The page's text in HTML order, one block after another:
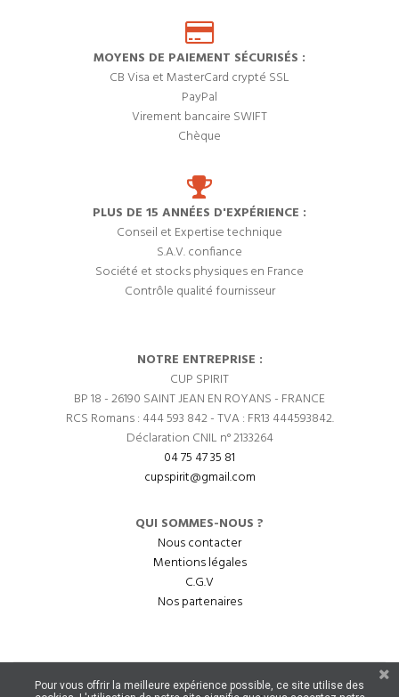
MOYENS DE PAIEMENT SÉCURISÉS :
CB Visa et MasterCard crypté SSL
PayPal
Virement bancaire SWIFT
Chèque
PLUS DE 15 ANNÉES D'EXPÉRIENCE :
Conseil et Expertise technique
S.A.V. confiance
Société et stocks physiques en France
Contrôle qualité fournisseur
NOTRE ENTREPRISE :
CUP SPIRIT
BP 18 - 26190 SAINT JEAN EN ROYANS - FRANCE
RCS Romans : 444 593 842 - TVA : FR13 444593842.
Déclaration CNIL n° 2133264
04 75 47 35 81
cupspirit@gmail.com
QUI SOMMES-NOUS ?
Nous contacter
Mentions légales
C.G.V
Nos partenaires
Pour vous offrir la meilleure expérience possible, ce site utilise des